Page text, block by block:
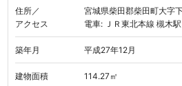
住所／
アクセス
宮城県柴田郡柴田町大字
電車: ＪＲ東北本線 槻木
築年月 平成27年12月
建物面積 114.27㎡